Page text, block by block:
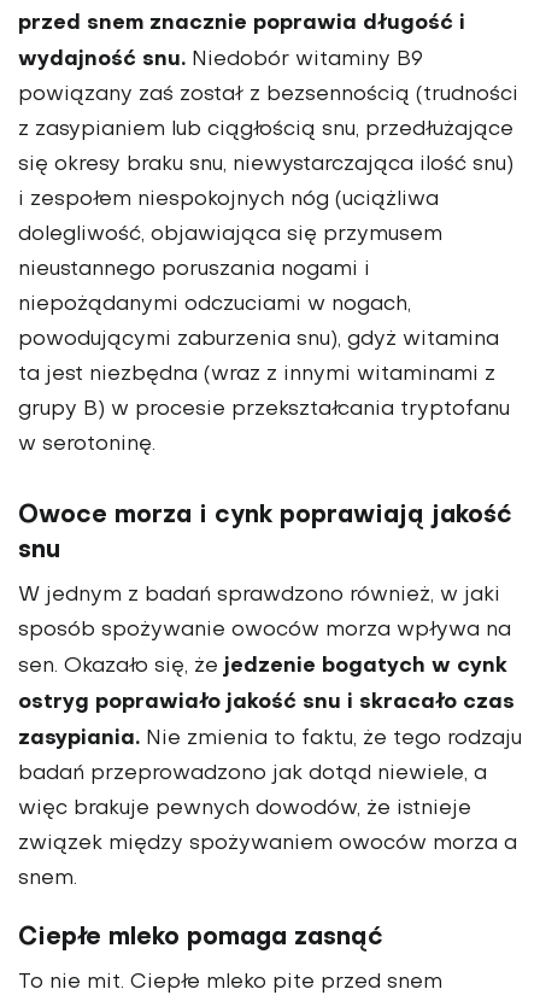
przed snem znacznie poprawia długość i
wydajność snu. Niedobór witaminy B9
powiązany zaś został z bezsennością (trudności
z zasypianiem lub ciągłością snu, przedłużające
się okresy braku snu, niewystarczająca ilość snu)
i zespołem niespokojnych nóg (uciążliwa
dolegliwość, objawiająca się przymusem
nieustannego poruszania nogami i
niepożądanymi odczuciami w nogach,
powodującymi zaburzenia snu), gdyż witamina
ta jest niezbędna (wraz z innymi witaminami z
grupy B) w procesie przekształcania tryptofanu
w serotoninę.
Owoce morza i cynk poprawiają jakość
snu
W jednym z badań sprawdzono również, w jaki
sposób spożywanie owoców morza wpływa na
sen. Okazało się, że jedzenie bogatych w cynk
ostryg poprawiało jakość snu i skracało czas
zasypiania. Nie zmienia to faktu, że tego rodzaju
badań przeprowadzono jak dotąd niewiele, a
więc brakuje pewnych dowodów, że istnieje
związek między spożywaniem owoców morza a
snem.
Ciepłe mleko pomaga zasnąć
To nie mit. Ciepłe mleko pite przed snem